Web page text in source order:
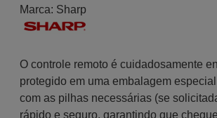
Marca: Sharp
O controle remoto é cuidadosamente
protegido em uma embalagem
com as pilhas necessárias (se
rápido e seguro, garantindo que